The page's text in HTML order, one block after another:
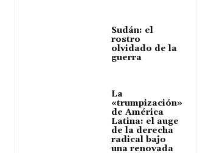
Sudán: el
rostro
olvidado de la
guerra
La
«trumpización»
de América
Latina: el auge
de la derecha
radical bajo
una renovada